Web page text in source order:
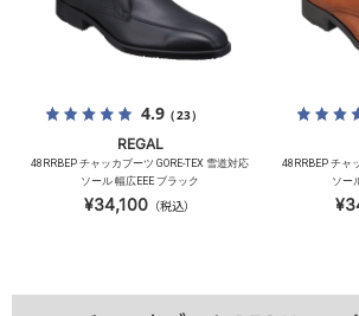
4.9（23）
REGAL
48RRBEP チャッカブーツ GORE-TEX 雪道対応
ソール 幅広EEE ブラック
¥34,100 （税込）
48RRBEP チャ
ソー